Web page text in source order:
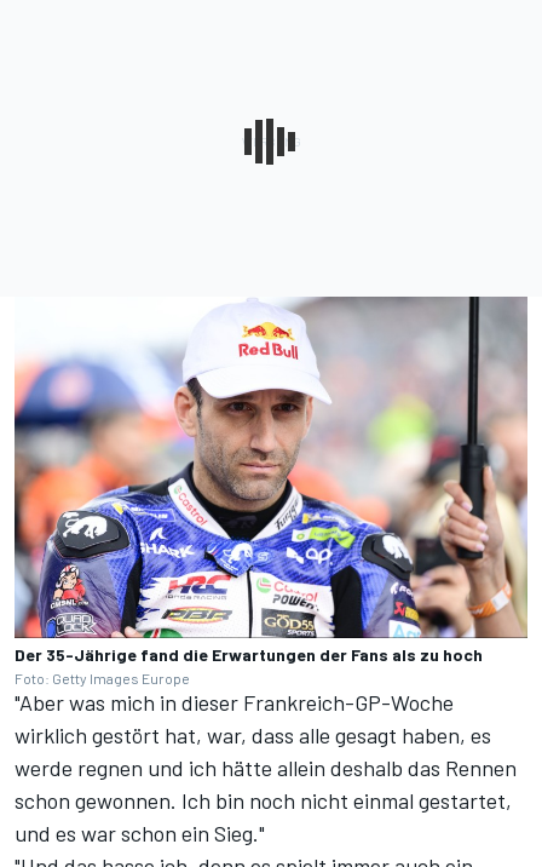
Der 35-Jährige fand die Erwartungen der Fans als zu hoch
Foto: Getty Images Europe
"Aber was mich in dieser Frankreich-GP-Woche
wirklich gestört hat, war, dass alle gesagt haben, es
werde regnen und ich hätte allein deshalb das Rennen
schon gewonnen. Ich bin noch nicht einmal gestartet,
und es war schon ein Sieg."